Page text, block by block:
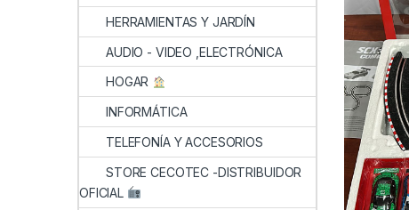
HERRAMIENTAS Y JARDÍN
AUDIO - VIDEO ,ELECTRÓNICA
HOGAR
INFORMÁTICA
TELEFONÍA Y ACCESORIOS
STORE CECOTEC -DISTRIBUIDOR
OFICIAL